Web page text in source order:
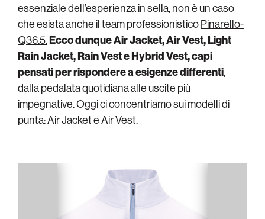
essenziale dell’esperienza in sella, non è un caso
che esista anche il team professionisticoPinarello-
Q36.5.Ecco dunque Air Jacket, Air Vest, Light
Rain Jacket, Rain Vest e Hybrid Vest, capi
pensati per rispondere a esigenze differenti,
dalla pedalata quotidiana alle uscite più
impegnative. Oggi ci concentriamo sui modelli di
punta: Air Jacket e Air Vest.